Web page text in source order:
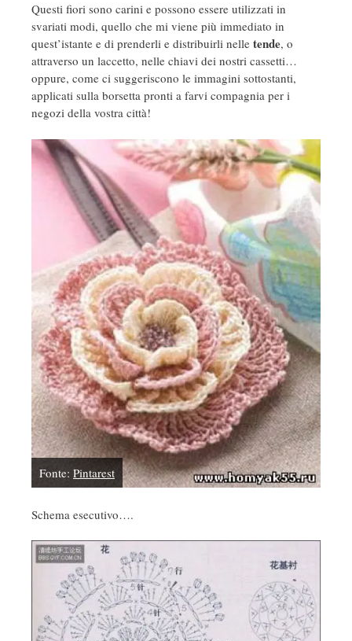
Questi fiori sono carini e possono essere utilizzati in
svariati modi, quello che mi viene più immediato in
quest’istante e di prenderli e distribuirli nelle tende, o
attraverso un laccetto, nelle chiavi dei nostri cassetti…
oppure, come ci suggeriscono le immagini sottostanti,
applicati sulla borsetta pronti a farvi compagnia per i
negozi della vostra città!
Fonte: Pintarest
Schema esecutivo….